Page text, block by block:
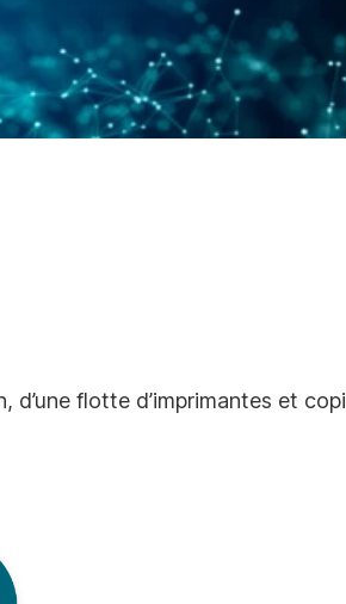
flotte d’imprimantes et